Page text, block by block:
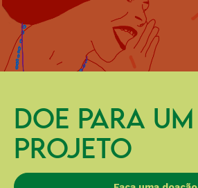
DOE PARA UM
PROJETO